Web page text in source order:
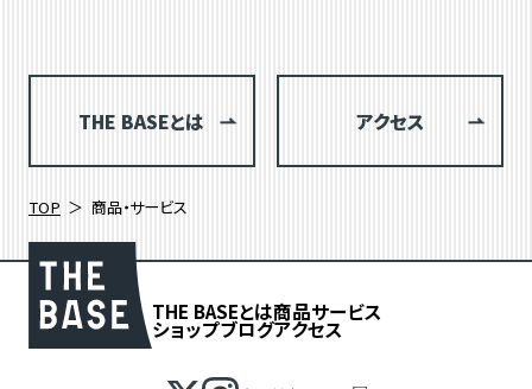
THE BASEとは アクセス
TOP 商品・サービス
THE BASEとは商品サービス
ショップブログアクセス